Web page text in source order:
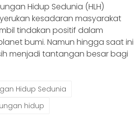
Hidup Sedunia (HLH)
kesadaran masyarakat
tindakan positif dalam
bumi. Namun hingga saat ini
menjadi tantangan besar bagi
Hidup Sedunia
hidup